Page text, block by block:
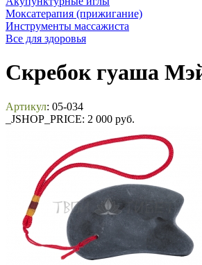
Моксатерапия (прижигание)
Инструменты массажиста
Все для здоровья
Скребок гуаша
Артикул: 05-034
_JSHOP_PRICE: 2 000 руб.